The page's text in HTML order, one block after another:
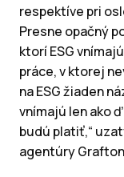
respektíve pri
Presne opačný
ktorí ESG
práce, v ktorej
na ESG žiaden
vnímajú len ako
budú platiť,“
agentúry